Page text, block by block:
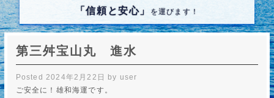
「信頼と安心」 を運びます！
第三舛宝山丸 進水
Posted2024年2月22日 by user
ご安全に！雄和海運です。